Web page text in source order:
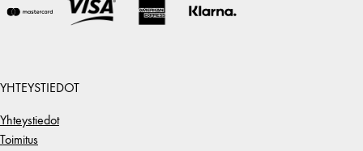
YHTEYSTIEDOT
Yhteystiedot
Toimitus